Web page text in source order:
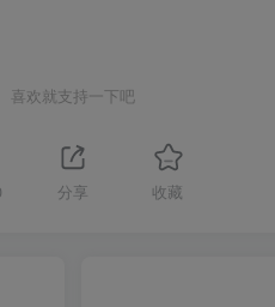
喜欢就支持一下吧
分享 收藏